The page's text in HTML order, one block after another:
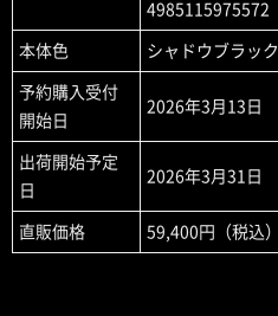
4985115975572
本体色 シャドウブラック
予約購入受付
開始日
2026年3月13日
出荷開始予定
日
2026年3月31日
直販価格 59,400円（税込）